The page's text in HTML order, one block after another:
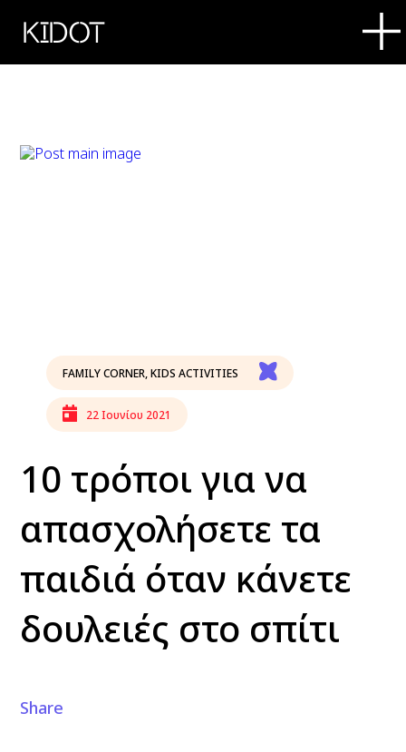
KIDOT
FAMILY CORNER,KIDS ACTIVITIES
22 Ιουνίου 2021
10 τρόποι για να
απασχολήσετε τα
παιδιά όταν κάνετε
δουλειές στο σπίτι
Share